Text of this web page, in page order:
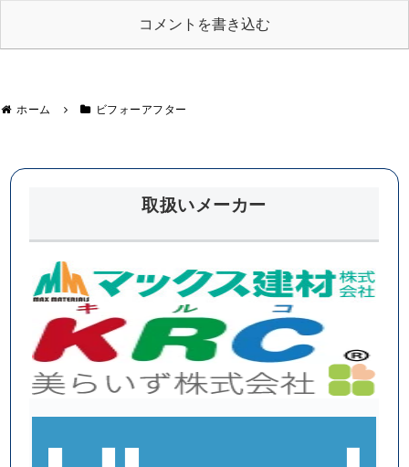
事」
事」
コメントを書き込む
ホーム ビフォーアフター
取扱いメーカー